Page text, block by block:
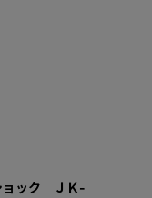
ョック ＪＫ-